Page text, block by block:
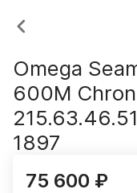
Omega
600M
1897
75 600 ₽